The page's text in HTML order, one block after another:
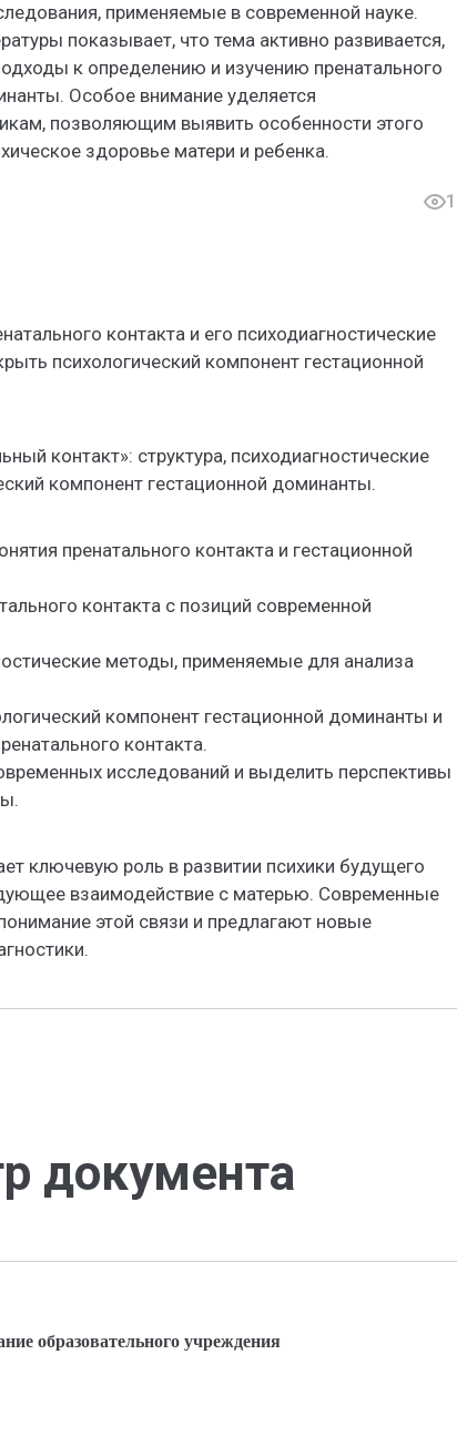
применяемые в современной науке.
показывает, что тема активно развивается,
к определению и изучению пренатального
Особое внимание уделяется
позволяющим выявить особенности этого
здоровье матери и ребенка.
1
контакта и его психодиагностические
психологический компонент гестационной
контакт»: структура, психодиагностические
компонент гестационной доминанты.
пренатального контакта и гестационной
контакта с позиций современной
методы, применяемые для анализа
компонент гестационной доминанты и
контакта.
исследований и выделить перспективы
ключевую роль в развитии психики будущего
взаимодействие с матерью. Современные
этой связи и предлагают новые
документа
образовательного учреждения